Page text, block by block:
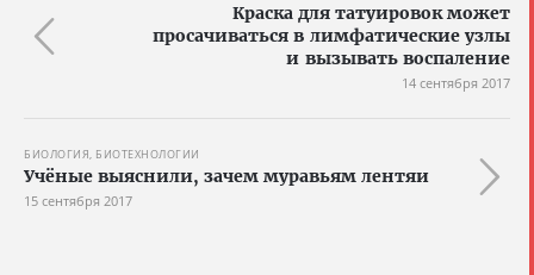
Краска для татуировок может
просачиваться в лимфатические узлы
и вызывать воспаление
14 сентября 2017
БИОЛОГИЯ, БИОТЕХНОЛОГИИ
Учёные выяснили, зачем муравьям лентяи
15 сентября 2017